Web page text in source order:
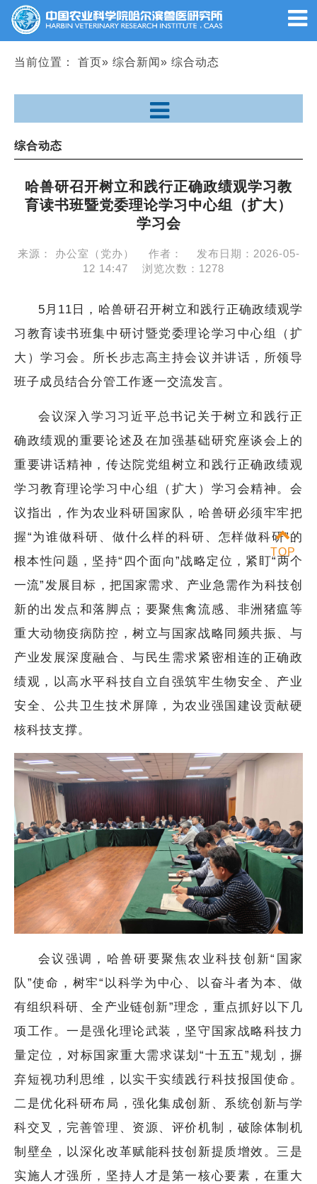
当前位置： 首页» 综合新闻» 综合动态
综合动态
哈兽研召开树立和践行正确政绩观学习教
育读书班暨党委理论学习中心组（扩大）
学习会
来源： 办公室（党办） 作者： 发布日期： 2026-05-
12 14:47
浏览次数： 1278
5月11日，哈兽研召开树立和践行正确政绩观学
习教育读书班集中研讨暨党委理论学习中心组（扩
大）学习会。所长步志高主持会议并讲话，所领导
班子成员结合分管工作逐一交流发言。
会议深入学习习近平总书记关于树立和践行正
确政绩观的重要论述及在加强基础研究座谈会上的
重要讲话精神，传达院党组树立和践行正确政绩观
学习教育理论学习中心组（扩大）学习会精神。会
议指出，作为农业科研国家队，哈兽研必须牢牢把
握“为谁做科研、做什么样的科研、怎样做科研”的
根本性问题，坚持“四个面向”战略定位，紧盯“两个
一流”发展目标，把国家需求、产业急需作为科技创
新的出发点和落脚点；要聚焦禽流感、非洲猪瘟等
重大动物疫病防控，树立与国家战略同频共振、与
产业发展深度融合、与民生需求紧密相连的正确政
绩观，以高水平科技自立自强筑牢生物安全、产业
安全、公共卫生技术屏障，为农业强国建设贡献硬
核科技支撑。
会议强调，哈兽研要聚焦农业科技创新“国家
队”使命，树牢“以科学为中心、以奋斗者为本、做
有组织科研、全产业链创新”理念，重点抓好以下几
项工作。一是强化理论武装，坚守国家战略科技力
量定位，对标国家重大需求谋划“十五五”规划，摒
弃短视功利思维，以实干实绩践行科技报国使命。
二是优化科研布局，强化集成创新、系统创新与学
科交叉，完善管理、资源、评价机制，破除体制机
制壁垒，以深化改革赋能科技创新提质增效。三是
实施人才强所，坚持人才是第一核心要素，在重大
TOP